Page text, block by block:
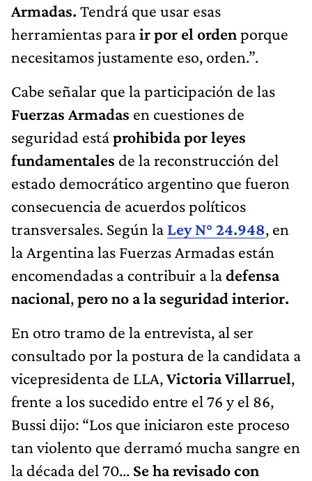
Armadas. Tendrá que usar esas
herramientas parair por el ordenporque
necesitamos justamente eso, orden.”.
Cabe señalar que la participación de las
Fuerzas Armadas en cuestiones de
seguridad estáprohibida por leyes
fundamentales de la reconstrucción del
estado democrático argentino que fueron
consecuencia de acuerdos políticos
transversales. Según la Ley N° 24.948, en
la Argentina las Fuerzas Armadas están
encomendadas a contribuir a ladefensa
nacional,pero no a la seguridad interior.
En otro tramo de la entrevista, al ser
consultado por la postura de la candidata a
vicepresidenta de LLA,Victoria Villarruel,
frente a los sucedido entre el 76 y el 86,
Bussi dijo: “Los que iniciaron este proceso
tan violento que derramó mucha sangre en
la década del 70... Se ha revisado con